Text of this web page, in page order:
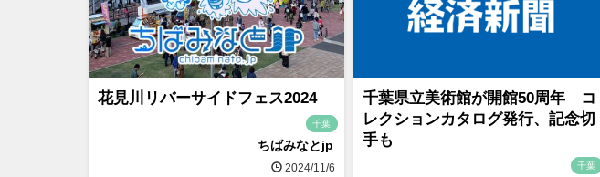
花見川リバーサイドフェス2024
千葉
ちばみなとjp
2024/11/6
千葉県立美術館が開館50周年 コ
レクションカタログ発行、記念切
手も
千葉